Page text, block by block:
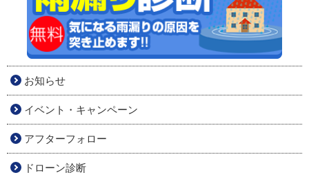
お知らせ
イベント・キャンペーン
アフターフォロー
ドローン診断